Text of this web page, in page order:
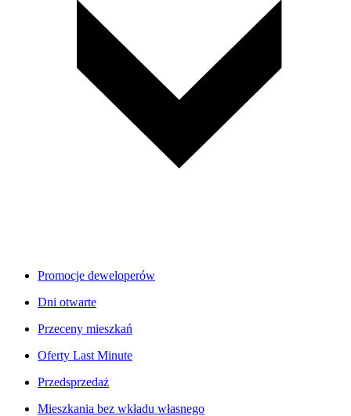
Promocje deweloperów
Dni otwarte
Przeceny mieszkań
Oferty Last Minute
Przedsprzedaż
Mieszkania bez wkładu własnego